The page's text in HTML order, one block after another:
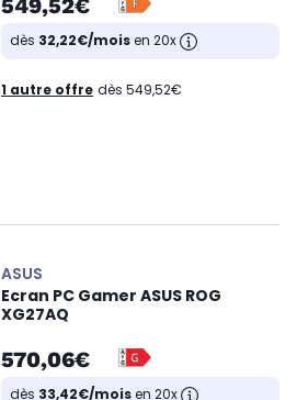
549,52€
dès 32,22€/moisen 20x
1 autre offre dès 549,52€
ASUS
Ecran PC Gamer ASUS ROG
XG27AQ
570,06€
dès 33,42€/moisen 20x